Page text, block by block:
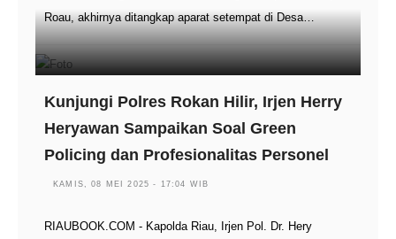
Roau, akhirnya ditangkap aparat setempat di Desa…
Kunjungi Polres Rokan Hilir, Irjen Herry
Heryawan Sampaikan Soal Green
Policing dan Profesionalitas Personel
KAMIS, 08 MEI 2025 - 17:04 WIB
RIAUBOOK.COM - Kapolda Riau, Irjen Pol. Dr. Hery